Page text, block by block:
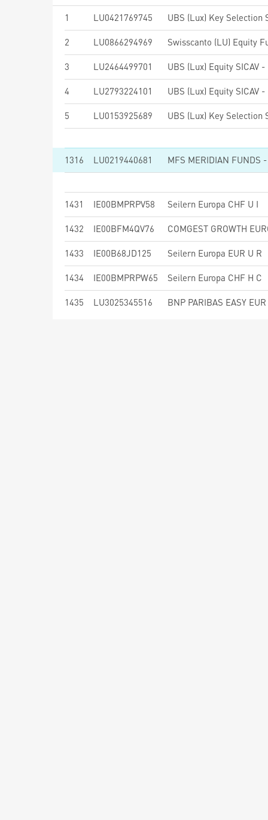
1
LU0421769745
2 LU0866294969
3 LU2464499701
4 LU2793224101
5 LU0153925689
1316 LU0219440681
1431 IE00BMPRPV58 Seilern Europa CHF U I
1432 IE00BFM4QV76
1433 IE00B68JD125 Seilern Europa EUR U R
1434 IE00BMPRPW65 Seilern Europa CHF H C
1435 LU3025345516